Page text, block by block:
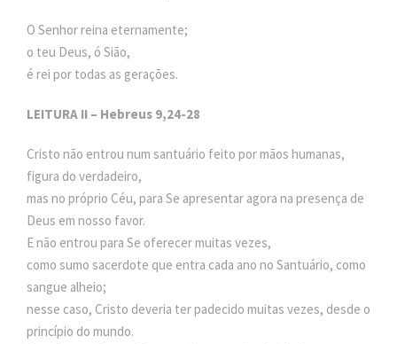
O Senhor reina eternamente;
o teu Deus, ó Sião,
é rei por todas as gerações.
LEITURA II – Hebreus 9,24-28
Cristo não entrou num santuário feito por mãos humanas,
figura do verdadeiro,
mas no próprio Céu, para Se apresentar agora na presença de
Deus em nosso favor.
E não entrou para Se oferecer muitas vezes,
como sumo sacerdote que entra cada ano no Santuário, como
sangue alheio;
nesse caso, Cristo deveria ter padecido muitas vezes, desde o
princípio do mundo.